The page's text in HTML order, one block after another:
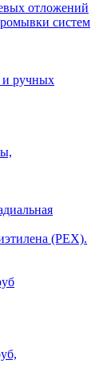
отложений
систем
и ручных
(PEX).